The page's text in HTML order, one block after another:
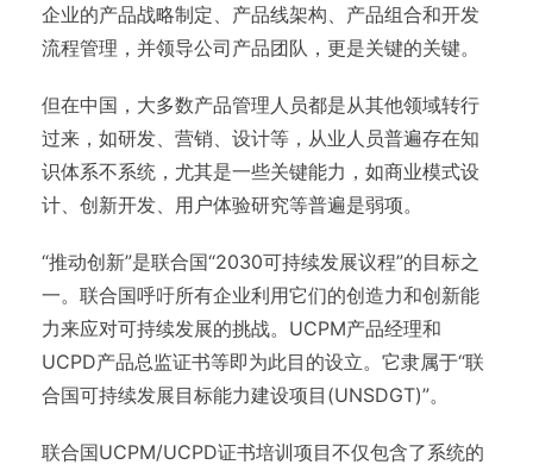
企业的产品战略制定、产品线架构、产品组合和开发
流程管理，并领导公司产品团队，更是关键的关键。
但在中国，大多数产品管理人员都是从其他领域转行
过来，如研发、营销、设计等，从业人员普遍存在知
识体系不系统，尤其是一些关键能力，如商业模式设
计、创新开发、用户体验研究等普遍是弱项。
“推动创新”是联合国“2030可持续发展议程”的目标之
一。联合国呼吁所有企业利用它们的创造力和创新能
力来应对可持续发展的挑战。UCPM产品经理和
UCPD产品总监证书等即为此目的设立。它隶属于“联
合国可持续发展目标能力建设项目(UNSDGT)”。
联合国UCPM/UCPD证书培训项目不仅包含了系统的